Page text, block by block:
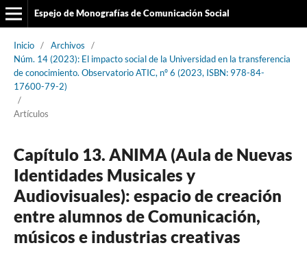
Espejo de Monografías de Comunicación Social
Inicio / Archivos
/
Núm. 14 (2023): El impacto social de la Universidad en la transferencia
de conocimiento. Observatorio ATIC, nº 6 (2023, ISBN: 978-84-
17600-79-2)
/
Artículos
Capítulo 13. ANIMA (Aula de Nuevas
Identidades Musicales y
Audiovisuales): espacio de creación
entre alumnos de Comunicación,
músicos e industrias creativas